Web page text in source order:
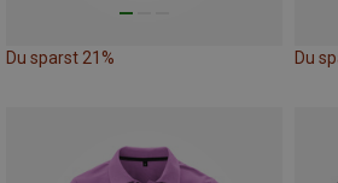
Du sparst 21% Du